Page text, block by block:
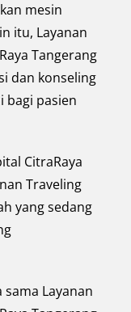
mesin
itu, Layanan
Tangerang
dan konseling
bagi pasien
CitraRaya
Traveling
yang sedang
Layanan